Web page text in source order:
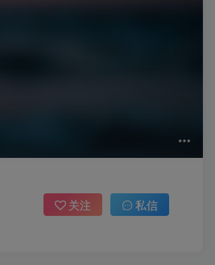
关注 私信